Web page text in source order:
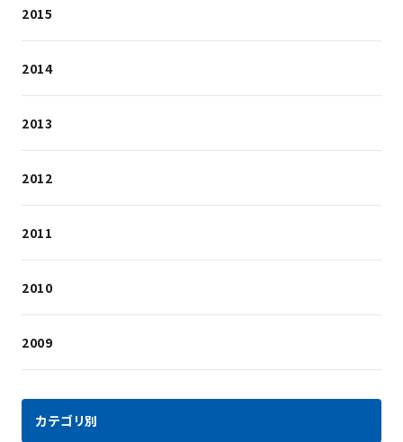
2015
2014
2013
2012
2011
2010
2009
カテゴリ別